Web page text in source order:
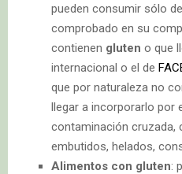
pueden consumir sólo
comprobado en su
contienen gluten o que
internacional o el de
que por naturaleza no
llegar a incorporarlo por
contaminación cruzada,
embutidos, helados,
Alimentos con gluten: